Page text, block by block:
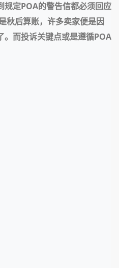
规定POA的警告信都必须回应
秋后算账，许多卖家便是因
而投诉关键点或是遵循POA